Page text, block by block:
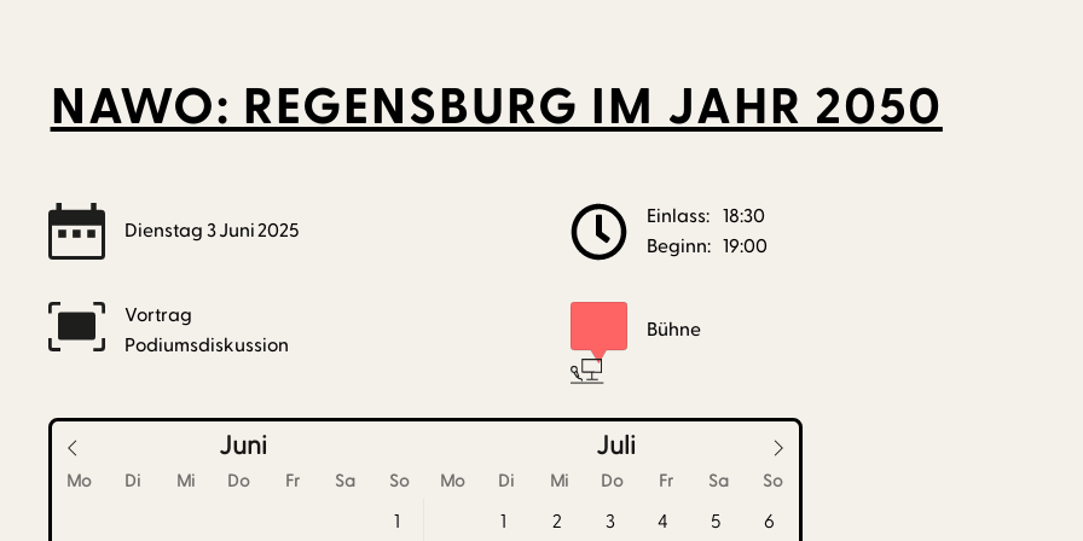
NAWO: REGENSBURG IM JAHR 2050
Dienstag 3Juni2025
Einlass: 18:30
Beginn: 19:00
Vortrag
Podiumsdiskussion
Bühne
Juni Juli
Mo Di Mi Do Fr Sa So Mo Di Mi Do Fr Sa So
1
1 2 3 4 5
6